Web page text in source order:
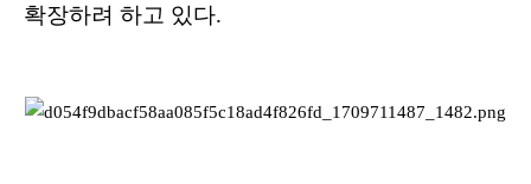
확장하려 하고 있다.